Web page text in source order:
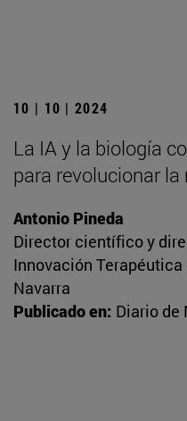
10 | 10 | 2024
La IA y la biología
para revolucionar
Antonio Pineda
Director científico y
Innovación
Navarra
Publicado en: Diario de